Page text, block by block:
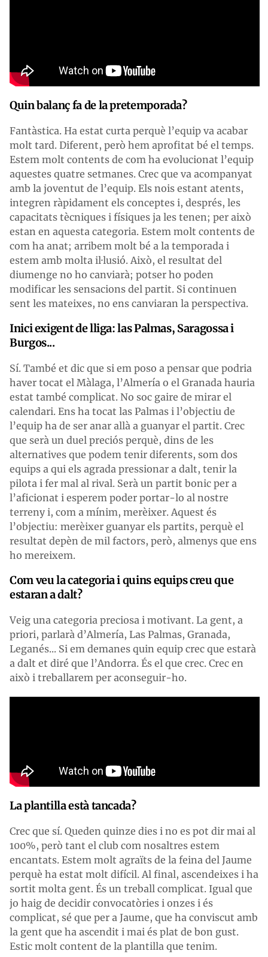
Quin balanç fa de la pretemporada?
Fantàstica. Ha estat curta perquè l’equip va acabar
molt tard. Diferent, però hem aprofitat bé el temps.
Estem molt contents de com ha evolucionat l’equip
aquestes quatre setmanes. Crec que va acompanyat
amb la joventut de l’equip. Els nois estant atents,
integren ràpidament els conceptes i, després, les
capacitats tècniques i físiques ja les tenen; per això
estan en aquesta categoria. Estem molt contents de
com ha anat; arribem molt bé a la temporada i
estem amb molta il·lusió. Això, el resultat del
diumenge no ho canviarà; potser ho poden
modificar les sensacions del partit. Si continuen
sent les mateixes, no ens canviaran la perspectiva.
Inici exigent de lliga: las Palmas, Saragossa i
Burgos...
Sí. També et dic que si em poso a pensar que podria
haver tocat el Màlaga, l’Almería o el Granada hauria
estat també complicat. No soc gaire de mirar el
calendari. Ens ha tocat las Palmas i l’objectiu de
l’equip ha de ser anar allà a guanyar el partit. Crec
que serà un duel preciós perquè, dins de les
alternatives que podem tenir diferents, som dos
equips a qui els agrada pressionar a dalt, tenir la
pilota i fer mal al rival. Serà un partit bonic per a
l’aficionat i esperem poder portar-lo al nostre
terreny i, com a mínim, merèixer. Aquest és
l’objectiu: merèixer guanyar els partits, perquè el
resultat depèn de mil factors, però, almenys que ens
ho mereixem.
Com veu la categoria i quins equips creu que
estaran a dalt?
Veig una categoria preciosa i motivant. La gent, a
priori, parlarà d’Almería, Las Palmas, Granada,
Leganés... Si em demanes quin equip crec que estarà
a dalt et diré que l’Andorra. És el que crec. Crec en
això i treballarem per aconseguir-ho.
La plantilla està tancada?
Crec que sí. Queden quinze dies i no es pot dir mai al
100%, però tant el club com nosaltres estem
encantats. Estem molt agraïts de la feina del Jaume
perquè ha estat molt difícil. Al final, ascendeixes i ha
sortit molta gent. És un treball complicat. Igual que
jo haig de decidir convocatòries i onzes i és
complicat, sé que per a Jaume, que ha conviscut amb
la gent que ha ascendit i mai és plat de bon gust.
Estic molt content de la plantilla que tenim.